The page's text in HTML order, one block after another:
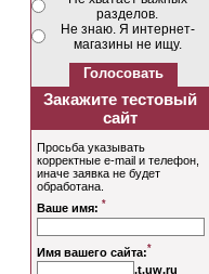
разделов.
Не знаю. Я интернет-
магазины не ищу.